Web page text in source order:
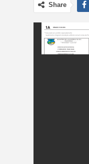
Share